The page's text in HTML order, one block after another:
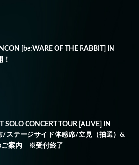
[be:WARE OF THE RABBIT] IN
！
SOLO CONCERT TOUR [ALIVE] IN
/ステージサイド体感席/立見（抽選）&
ご案内 ※受付終了